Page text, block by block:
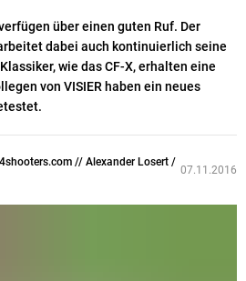
über einen guten Ruf. Der
dabei auch kontinuierlich seine
wie das CF-X, erhalten eine
von VISIER haben ein neues
// Alexander Losert /
07.11.2016